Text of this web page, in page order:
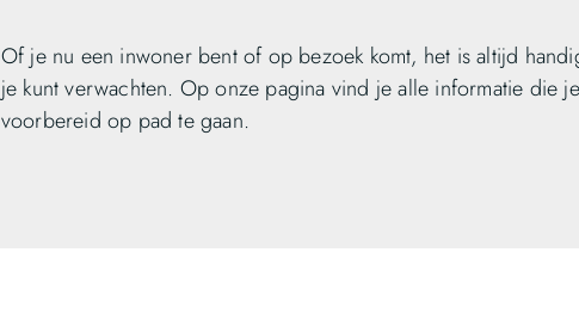
Of je nu een inwoner bent of op bezoek komt, het is altijd
je kunt verwachten. Op onze pagina vind je alle informatie die
voorbereid op pad te gaan.